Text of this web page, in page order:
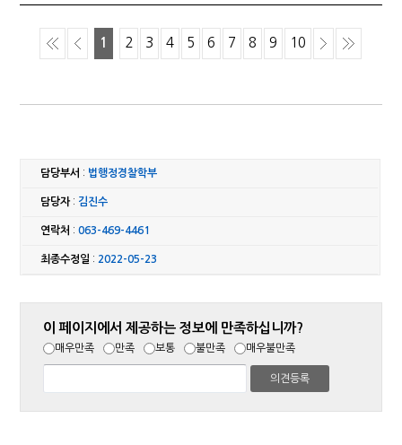
1 2 3 4 5 6 7 8 9 10
담당부서 : 법행정경찰학부
담당자: 김진수
연락처 :063-469-4461
최종수정일 : 2022-05-23
이 페이지에서 제공하는 정보에 만족하십니까?
매우만족 만족 보통 불만족 매우불만족